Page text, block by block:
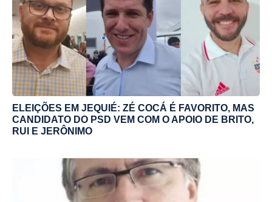
ELEIÇÕES EM JEQUIÉ: ZÉ COCÁ É FAVORITO, MAS
CANDIDATO DO PSD VEM COM O APOIO DE BRITO,
RUI E JERÔNIMO